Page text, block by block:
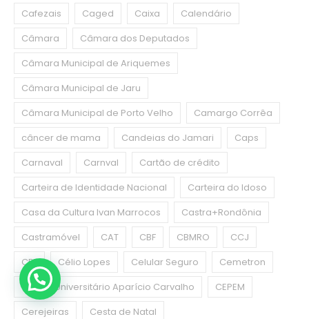
Cafezais
Caged Caixa
Calendário
Câmara
Câmara dos Deputados
Câmara Municipal de Ariquemes
Câmara Municipal de Jaru
Câmara Municipal de Porto Velho
Camargo Corrêa
câncer de mama
Candeias do Jamari
Caps
Carnaval
Carnval
Cartão de crédito
Carteira de Identidade Nacional
Carteira do Idoso
Casa da Cultura Ivan Marrocos
Castra+Rondônia
Castramóvel
CAT CBF CBMRO
CCJ
CEF
Célio Lopes Celular Seguro
Cemetron
Centro Universitário Aparício Carvalho
CEPEM
Cerejeiras
Cesta de Natal